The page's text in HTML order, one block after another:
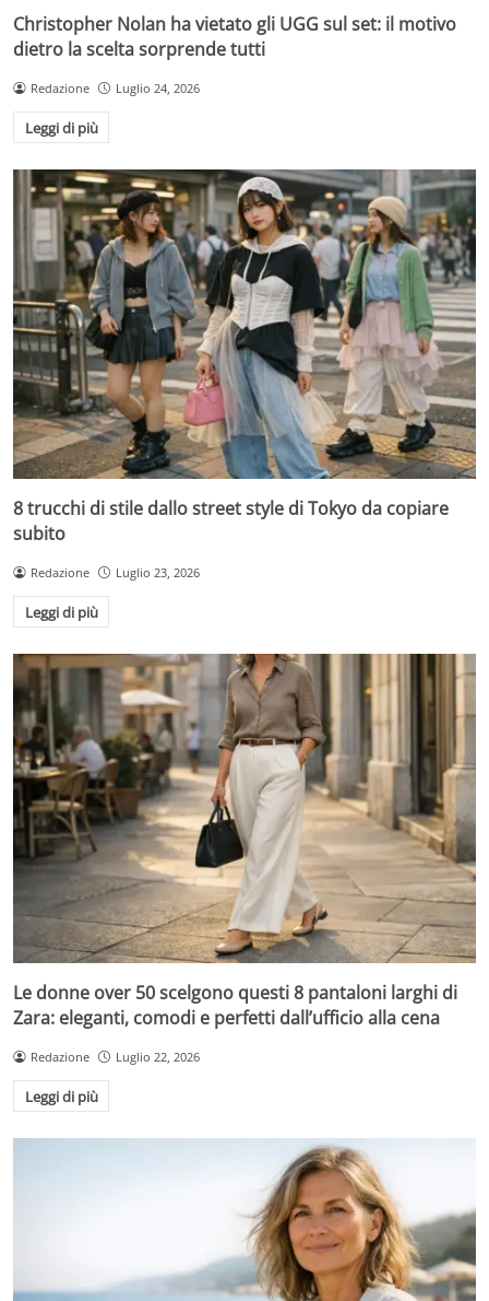
Christopher Nolan ha vietato gli UGG sul set: il motivo
dietro la scelta sorprende tutti
Redazione Luglio 24, 2026
Leggi di più
8 trucchi di stile dallo street style di Tokyo da copiare
subito
Redazione Luglio 23, 2026
Leggi di più
Le donne over 50 scelgono questi 8 pantaloni larghi di
Zara: eleganti, comodi e perfetti dall’ufficio alla cena
Redazione Luglio 22, 2026
Leggi di più